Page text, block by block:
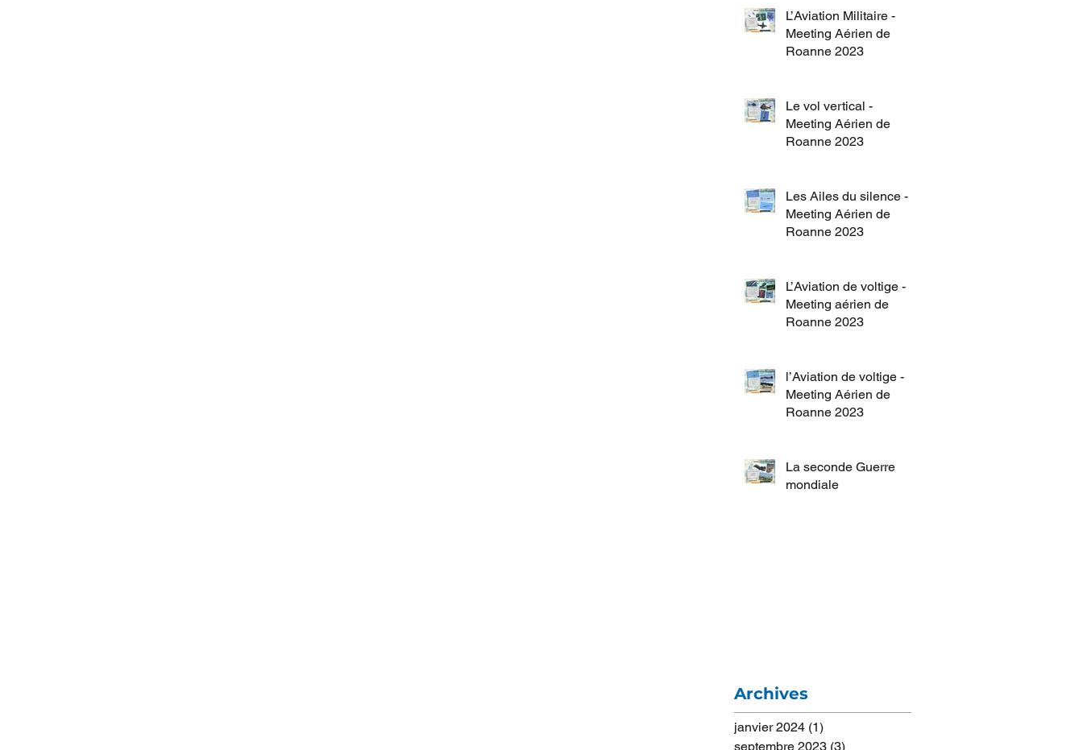
L’Aviation Militaire -
Meeting Aérien de
Roanne 2023
Le vol vertical -
Meeting Aérien de
Roanne 2023
Les Ailes du silence -
Meeting Aérien de
Roanne 2023
L’Aviation de voltige -
Meeting aérien de
Roanne 2023
l’Aviation de voltige -
Meeting Aérien de
Roanne 2023
La seconde Guerre
mondiale
Archives
janvier 2024 (1)
septembre 2023 (3)